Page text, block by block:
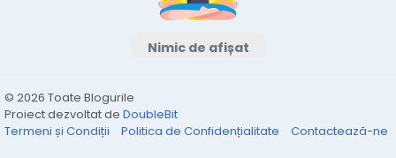
Nimic de afișat
© 2026 Toate Blogurile
Proiect dezvoltat de DoubleBit
Termeni și Condiții
Politica de Confidențialitate Contactează-ne